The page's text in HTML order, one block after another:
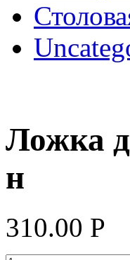
Ложка
н
310.00 Р